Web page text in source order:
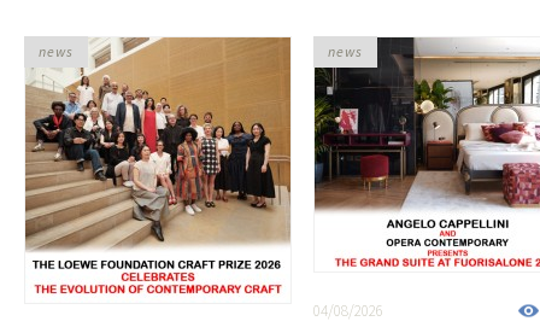
news
04/08/2026
news